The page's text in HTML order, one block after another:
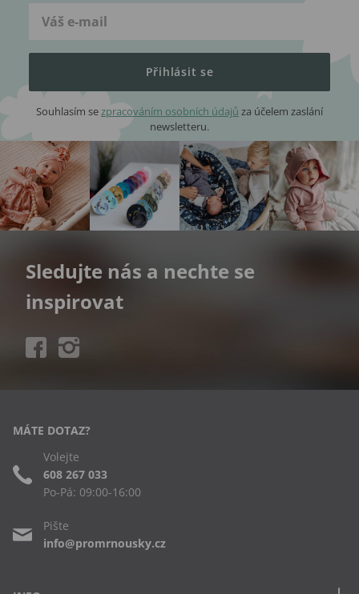
Přihlásit se
Souhlasím sezpracováním osobních údajů za účelem zaslání
newsletteru.
Sledujte nás a nechte se
inspirovat
MÁTE DOTAZ?
Volejte
608 267 033
Po-Pá: 09:00-16:00
Pište
info@promrnousky.cz